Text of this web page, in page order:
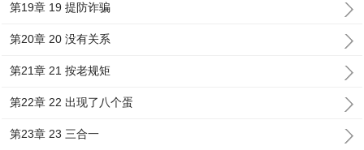
第19章 19 提防诈骗
第20章 20 没有关系
第21章 21 按老规矩
第22章 22 出现了八个蛋
第23章 23 三合一